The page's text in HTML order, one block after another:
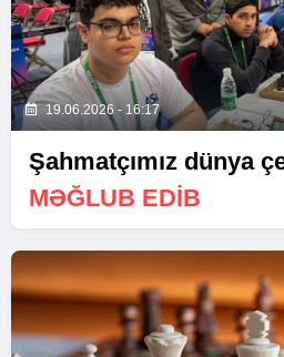
19.06.2026 - 16:17
Şahmatçımız dünya
MƏĞLUB EDİB